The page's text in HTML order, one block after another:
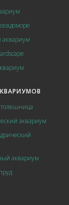
аквариум
аквариум